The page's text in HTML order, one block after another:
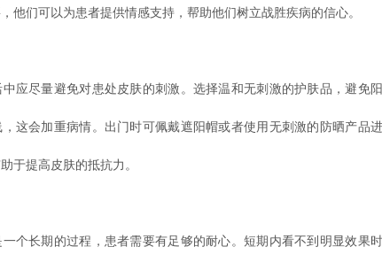
他们可以为患者提供情感支持，帮助他们树立战胜疾病的信心。
尽量避免对患处皮肤的刺激。选择温和无刺激的护肤品，避免阳
这会加重病情。出门时可佩戴遮阳帽或者使用无刺激的防晒产品进
于提高皮肤的抵抗力。
长期的过程，患者需要有足够的耐心。短期内看不到明显效果